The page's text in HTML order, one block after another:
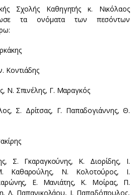
Σχολής Καθηγητής κ. Νικόλαος
τα ονόματα των πεσόντων
Κοντιάδης
Ν. Σπινέλης, Γ. Μαραγκός
Σ. Δρίτσας, Γ. Παπαδογιάννης, Θ.
Σ. Γκαραγκούνης, Κ. Διορίδης, Ι.
Ν. Κολοτούρος, Ι.
Ε. Μανιάτης, Κ. Μοίρας, Π.
Λ. Παπανικολάου, Ι. Παπαδόπουλος,